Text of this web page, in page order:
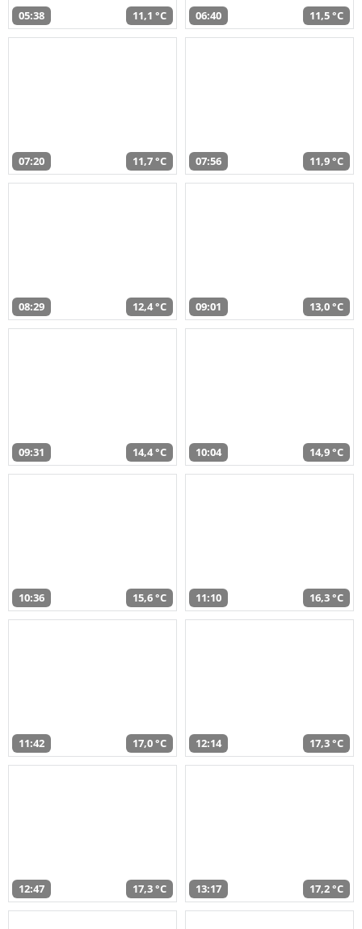
05:38 11,1 °C 06:40 11,5 °C
07:20 11,7 °C 07:56 11,9 °C
08:29 12,4 °C 09:01 13,0 °C
09:31 14,4 °C 10:04 14,9 °C
10:36 15,6 °C 11:10 16,3 °C
11:42 17,0 °C 12:14 17,3 °C
12:47 17,3 °C 13:17 17,2 °C